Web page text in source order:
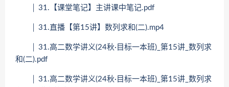
│ 31.【课堂笔记】主讲课中笔记.pdf
│ 31.直播【第15讲】数列求和(二).mp4
│ 31.高二数学讲义(24秋·目标一本班)_第15讲_数列求
和(二).pdf
│ 31.高二数学讲义(24秋·目标一本班)_第15讲_数列求